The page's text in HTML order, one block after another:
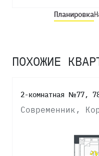
Планировка
ПОХОЖИЕ
2-комнатная №77,
Современник,